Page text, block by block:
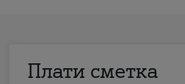
Плати сметка